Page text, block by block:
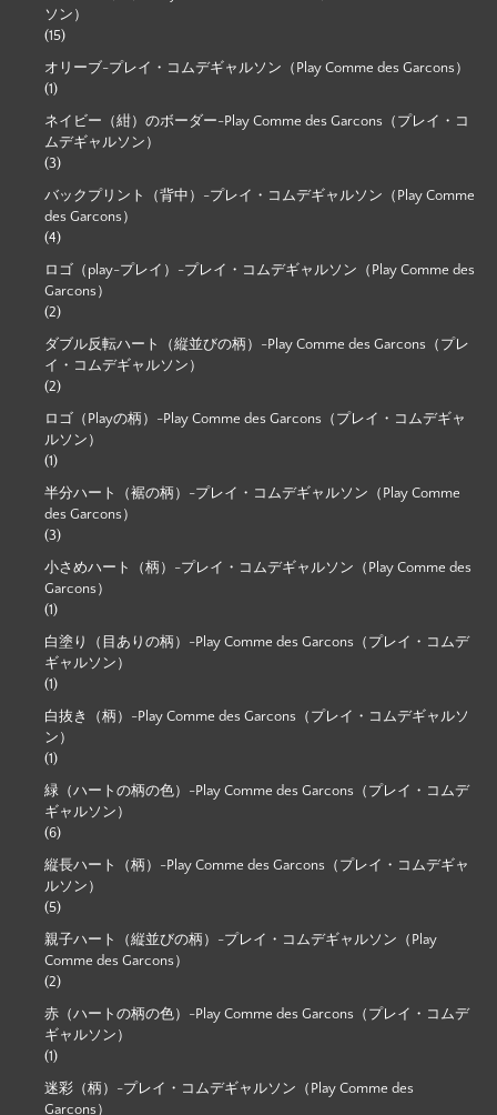
ソン）
(15)
オリーブ-プレイ・コムデギャルソン（Play Comme des Garcons）
(1)
ネイビー（紺）のボーダー-Play Comme des Garcons（プレイ・コ
ムデギャルソン）
(3)
バックプリント（背中）-プレイ・コムデギャルソン（Play Comme
des Garcons）
(4)
ロゴ（play-プレイ）-プレイ・コムデギャルソン（Play Comme des
Garcons）
(2)
ダブル反転ハート（縦並びの柄）-Play Comme des Garcons（プレ
イ・コムデギャルソン）
(2)
ロゴ（Playの柄）-Play Comme des Garcons（プレイ・コムデギャ
ルソン）
(1)
半分ハート（裾の柄）-プレイ・コムデギャルソン（Play Comme
des Garcons）
(3)
小さめハート（柄）-プレイ・コムデギャルソン（Play Comme des
Garcons）
(1)
白塗り（目ありの柄）-Play Comme des Garcons（プレイ・コムデ
ギャルソン）
(1)
白抜き（柄）-Play Comme des Garcons（プレイ・コムデギャルソ
ン）
(1)
緑（ハートの柄の色）-Play Comme des Garcons（プレイ・コムデ
ギャルソン）
(6)
縦長ハート（柄）-Play Comme des Garcons（プレイ・コムデギャ
ルソン）
(5)
親子ハート（縦並びの柄）-プレイ・コムデギャルソン（Play
Comme des Garcons）
(2)
赤（ハートの柄の色）-Play Comme des Garcons（プレイ・コムデ
ギャルソン）
(1)
迷彩（柄）-プレイ・コムデギャルソン（Play Comme des
Garcons）